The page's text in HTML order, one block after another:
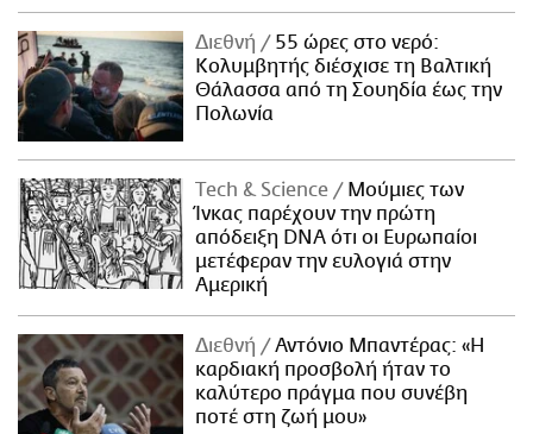
Διεθνή
55 ώρες στο νερό:
Κολυμβητής διέσχισε τη Βαλτική
Θάλασσα από τη Σουηδία έως την
Πολωνία
Τech & Science
Μούμιες των
Ίνκας παρέχουν την πρώτη
απόδειξη DNA ότι οι Ευρωπαίοι
μετέφεραν την ευλογιά στην
Αμερική
Διεθνή
Αντόνιο Μπαντέρας: «Η
καρδιακή προσβολή ήταν το
καλύτερο πράγμα που συνέβη
ποτέ στη ζωή μου»